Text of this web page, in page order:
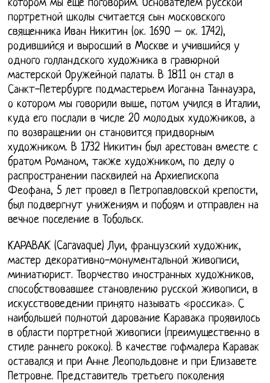
котором мы еще поговорим. Основателем русской
портретной школы считается сын московского
священника Иван Никитин (ок. 1690 – ок. 1742),
родившийся и выросший в Москве и учившийся у
одного голландского художника в гравюрной
мастерской Оружейной палаты. В 1811 он стал в
Санкт-Петербурге подмастерьем Иоганна Таннауэра,
о котором мы говорили выше, потом учился в Италии,
куда его послали в числе 20 молодых художников, а
по возвращении он становится придворным
художником. В 1732 Никитин был арестован вместе с
братом Романом, также художником, по делу о
распространении пасквилей на Архиепископа
Феофана, 5 лет провел в Петропавловской крепости,
был подвергнут унижениям и побоям и отправлен на
вечное поселение в Тобольск.
КАРАВАК (Caravaque) Луи, французский художник,
мастер декоративно-монументальной живописи,
миниатюрист. Творчество иностранных художников,
способствовавшее становлению русской живописи, в
искусствоведении принято называть «россика». С
наибольшей полнотой дарование Каравака проявилось
в области портретной живописи (преимущественно в
стиле раннего рококо). В качестве гофмалера Каравак
оставался и при Анне Леопольдовне и при Елизавете
Петровне. Представитель третьего поколения